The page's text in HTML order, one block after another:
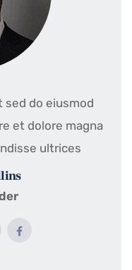
sed do eiusmod
et dolore magna
ultrices